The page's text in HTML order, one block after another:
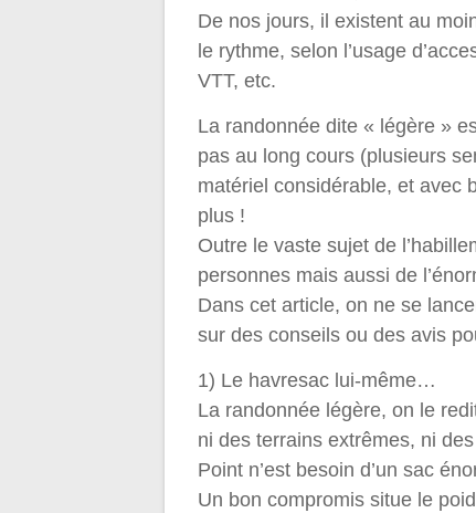
De nos jours, il existent au
le rythme, selon l’usage
VTT, etc.
La randonnée dite « légère »
pas au long cours (plusieurs
matériel considérable, et avec
plus !
Outre le vaste sujet de
personnes mais aussi de
Dans cet article, on ne se
sur des conseils ou des avis
1) Le havresac lui-même…
La randonnée légère, on le
ni des terrains extrêmes, ni
Point n’est besoin d’un sac
Un bon compromis situe le